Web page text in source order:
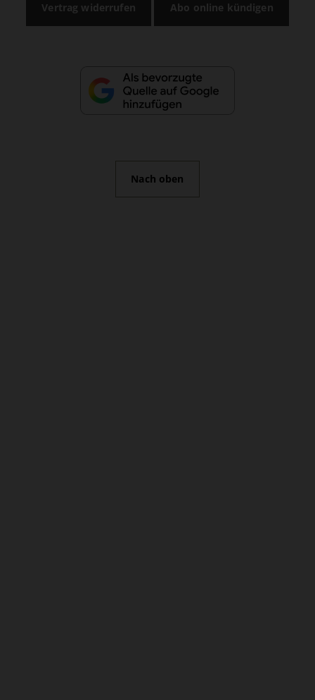
Vertrag widerrufen Abo online kündigen
Nach oben